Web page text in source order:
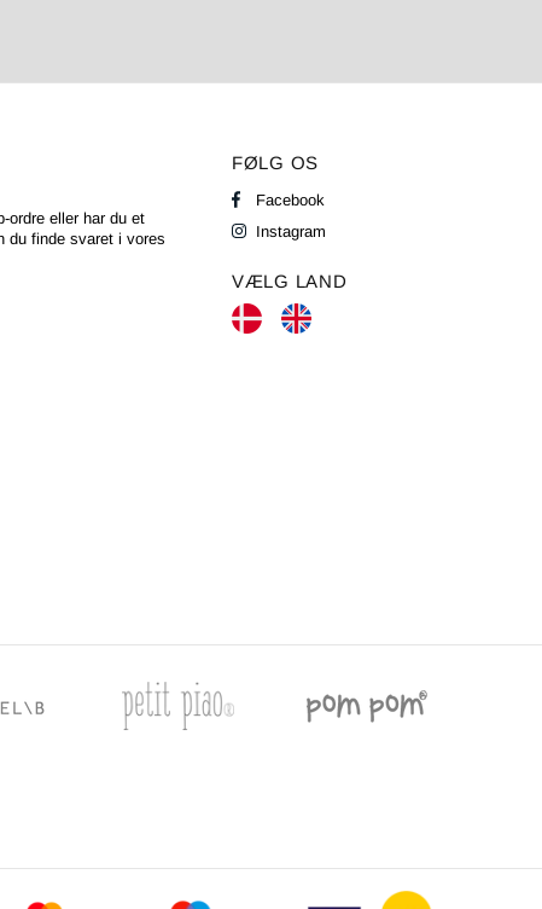
ordre eller har du et
du finde svaret i vores
FØLG OS
Facebook
Instagram
VÆLG LAND